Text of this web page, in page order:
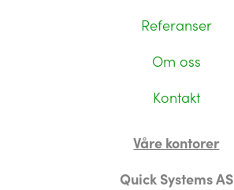
Referanser
Om oss
Kontakt
Våre kontorer
Quick Systems AS